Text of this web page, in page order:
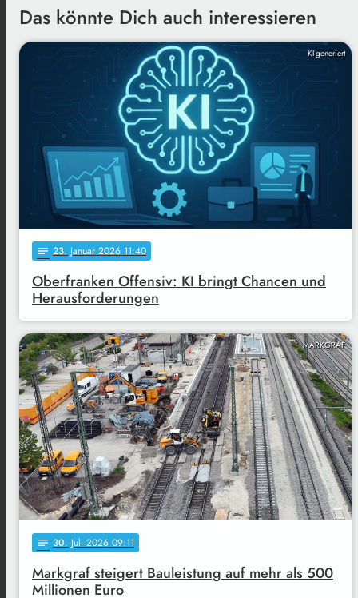
Das könnte Dich auch interessieren
KI-generiert
notes 23. Januar 2026 11:40
Oberfranken Offensiv: KI bringt Chancen und
Herausforderungen
MARKGRAF
notes 30. Juli 2026 09:11
Markgraf steigert Bauleistung auf mehr als 500
Millionen Euro